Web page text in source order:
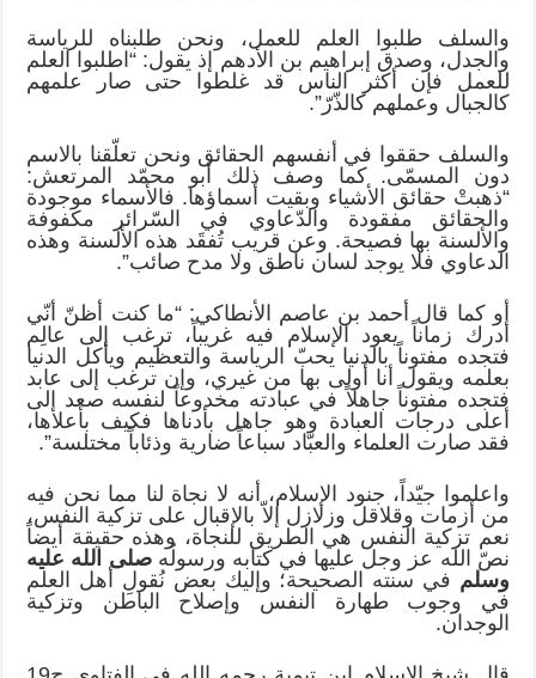
والسلف طلبوا العلم للعمل، ونحن طلبناه للرياسة
والجدل، وصدق إبراهيم بن الأدهم إذ يقول: “اطلبوا العلم
للعمل فإن أكثر الناس قد غلطوا حتى صار علمهم
كالجبال وعملهم كالذّرّ”.
والسلف حققوا في أنفسهم الحقائق ونحن تعلّقنا بالاسم
دون المسمّى. كما وصف ذلك أبو محمّد المرتعش:
“ذهبتْ حقائق الأشياء وبقيت أسماؤها. فالأسماء موجودة
والحقائق مفقودة والدّعاوي في السّرائر مكفوفة
والألسنة بها فصيحة. وعن قريب تُفقَد هذه الألسنة وهذه
الدعاوي فلا يوجد لسان ناطق ولا مدح صائب”.
أو كما قال أحمد بن عاصم الأنطاكي: “ما كنت أظنّ أنّي
أدرك زماناً يعود الإسلام فيه غريباً، ترغب إلى عالِم
فتجده مفتوناً بالدنيا يحبّ الرياسة والتعظيم ويأكل الدنيا
بعلمه ويقول أنا أولى بها من غيري، وإن ترغب إلى عابد
فتجده مفتوناً جاهلاً في عبادته مخدوعاً لنفسه صعد إلى
أعلى درجات العبادة وهو جاهل بأدناها فكيف بأعلاها،
فقد صارت العلماء والعبّاد سباعاً ضارية وذئاباً مختلسة”.
واعلموا جيّداً، جنود الإسلام، أنه لا نجاة لنا مما نحن فيه
من أزمات وقلاقل وزلازل إلاّ بالإقبال على تزكية النفس،
نعم تزكية النفس هي الطريق للنجاة، وهذه حقيقة أيضاً
نصّ الله عز وجل عليها في كتابه ورسولُهصلى الله عليه
وسلم في سنته الصحيحة؛ وإليك بعض نُقولِ أهل العلم
في وجوب طهارة النفس وإصلاح الباطن وتزكية
الوجدان.